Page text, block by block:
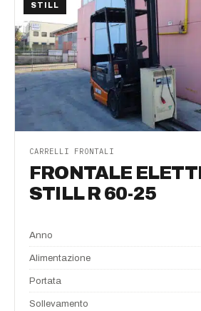
STILL
CARRELLI FRONTALI
FRONTALE
STILL R 60-25
Anno
Alimentazione
Portata
Sollevamento